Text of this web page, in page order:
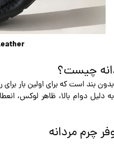
چیست؟
دوام بالا، ظاهر لوکس،
چرم مردانه